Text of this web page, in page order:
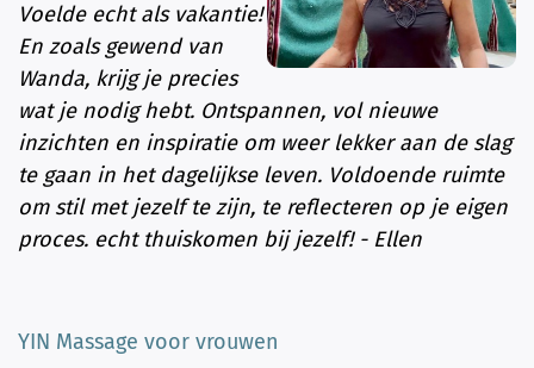
Voelde echt als vakantie!
En zoals gewend van
Wanda, krijg je precies
wat je nodig hebt. Ontspannen, vol nieuwe
inzichten en inspiratie om weer lekker aan de slag
te gaan in het dagelijkse leven. Voldoende ruimte
om stil met jezelf te zijn, te reflecteren op je eigen
proces. echt thuiskomen bij jezelf! - Ellen
YIN Massage voor vrouwen